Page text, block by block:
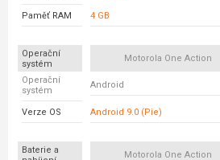
Paměť RAM 4 GB
Operační
systém
Motorola One Action
Operační
systém
Android
Verze OS Android 9.0 (Pie)
Baterie a
Motorola One Action